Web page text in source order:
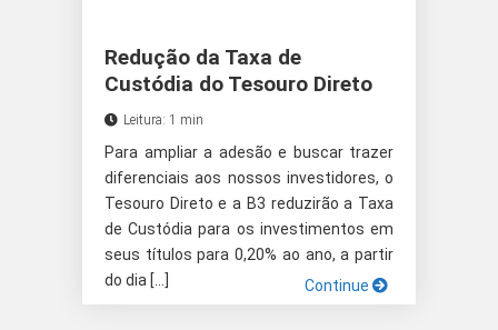
Redução da Taxa de
Custódia do Tesouro Direto
Leitura: 1 min
Para ampliar a adesão e buscar trazer
diferenciais aos nossos investidores, o
Tesouro Direto e a B3 reduzirão a Taxa
de Custódia para os investimentos em
seus títulos para 0,20% ao ano, a partir
do dia […]
Continue